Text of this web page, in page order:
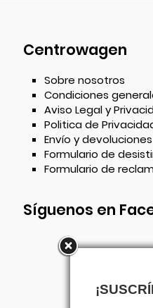
Centrowagen
Sobre nosotros
Condiciones
Aviso Legal y
Politica de
Envío y devoluciones
Formulario de
Formulario de
Síguenos en